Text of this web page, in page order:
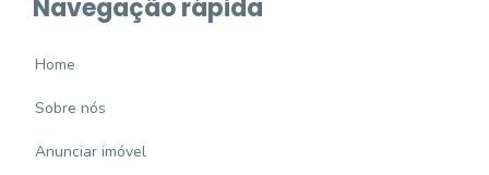
Navegação rápida
Home
Sobre nós
Anunciar imóvel